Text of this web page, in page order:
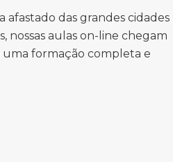
afastado das grandes cidades
nossas aulas on-line chegam
uma formação completa e